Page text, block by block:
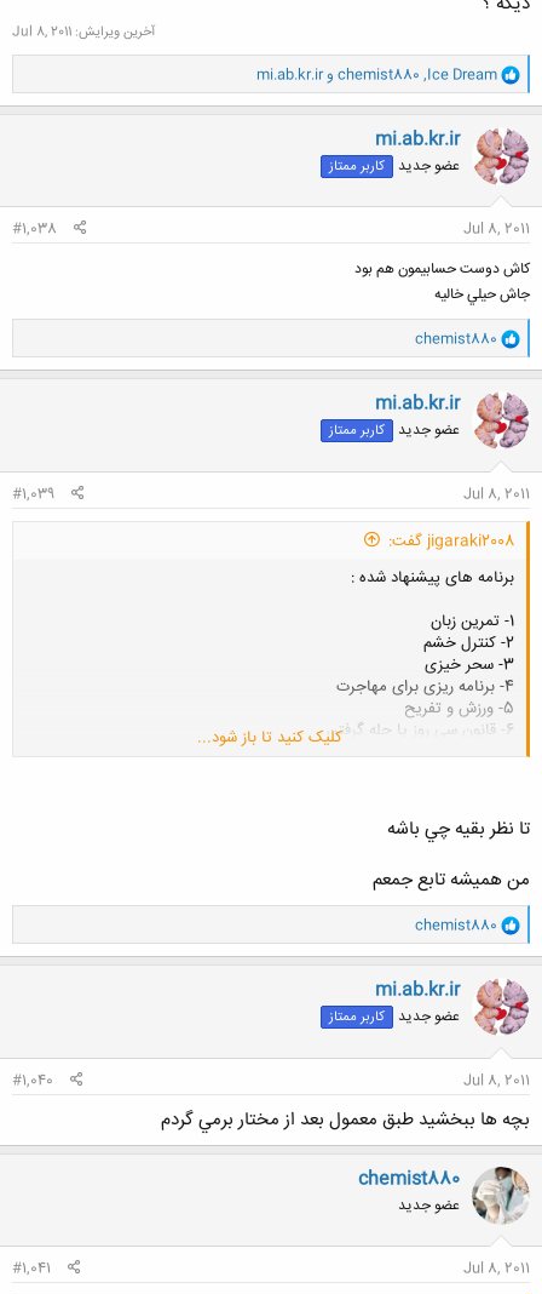
آخرین ویرایش: Jul 8, 2011
و
ا
ک
ن
ش
ه
ا
Ice Dream
,
chemist880 وmi.ab.kr.ir
mi.ab.kr.ir
عضو جدید کاربر ممتاز
Jul 8, 2011
#1,038
كاش دوست حسابيمون هم بود
جاش حيلي خاليه
و
ا
ک
ن
ش
ه
ا
chemist880
mi.ab.kr.ir
عضو جدید کاربر ممتاز
Jul 8, 2011
#1,039
jigaraki2008 گفت:
برنامه های پیشنهاد شده :
1- تمرین زبان
2- کنترل خشم
3- سحر خیزی
4- برنامه ریزی برای مهاجرت
5- ورزش و تفریح
6- قانون سی روز یا چله گرفتن
کلیک کنید تا باز شود...
تا نظر بقيه چي باشه
من هميشه تابع جمعم
و
ا
ک
ن
ش
ه
ا
chemist880
mi.ab.kr.ir
عضو جدید کاربر ممتاز
Jul 8, 2011
#1,040
بچه ها ببخشيد طبق معمول بعد از مختار برمي گردم
chemist880
عضو جدید
Jul 8, 2011
#1,041